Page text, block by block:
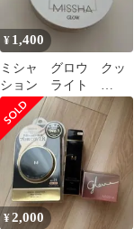
¥ 1,400
ミシャ グロウ クッ
ション ライト
NO.21N ファンデーシ
ョン
¥2,000